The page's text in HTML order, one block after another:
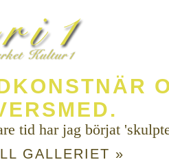
tid har jag börjat
GALLERIET »